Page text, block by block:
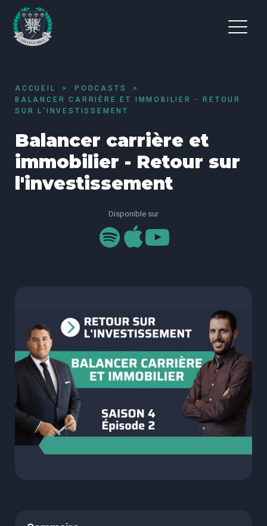
ACCUEIL
PODCASTS
BALANCER CARRIÈRE ET IMMOBILIER - RETOUR
SUR L'INVESTISSEMENT
Balancer carrière et
immobilier - Retour sur
l'investissement
Disponible sur